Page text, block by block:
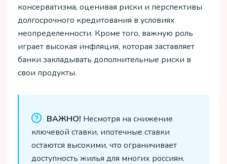
консерватизма, оценивая риски и перспективы
долгосрочного кредитования в условиях
неопределенности. Кроме того, важную роль
играет высокая инфляция, которая заставляет
банки закладывать дополнительные риски в
свои продукты.
ВАЖНО! Несмотря на снижение
ключевой ставки, ипотечные ставки
остаются высокими, что ограничивает
доступность жилья для многих россиян.